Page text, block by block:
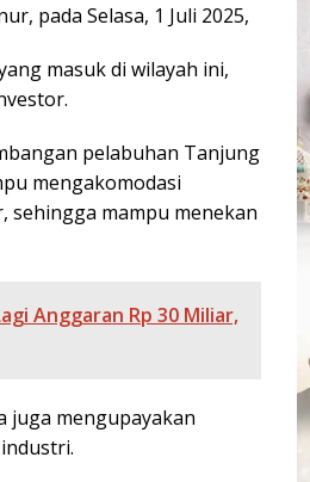
pada Selasa, 1 Juli 2025,
masuk di wilayah ini,
pelabuhan Tanjung
mengakomodasi
sehingga mampu menekan
Anggaran Rp 30 Miliar,
juga mengupayakan